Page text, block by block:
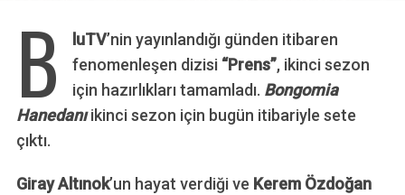
B luTV’nin yayınlandığı günden itibaren
fenomenleşen dizisi “Prens”, ikinci sezon
için hazırlıkları tamamladı. Bongomia
Hanedanıikinci sezon için bugün itibariyle sete
çıktı.
Giray Altınok’un hayat verdiği ve Kerem Özdoğan